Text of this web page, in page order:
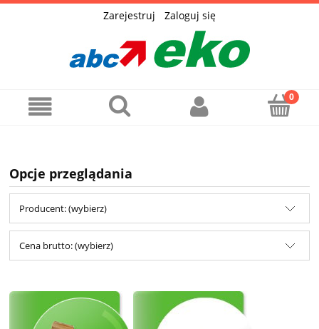
Zarejestruj Zaloguj się
Opcje przeglądania
Producent: (wybierz)
Cena brutto: (wybierz)